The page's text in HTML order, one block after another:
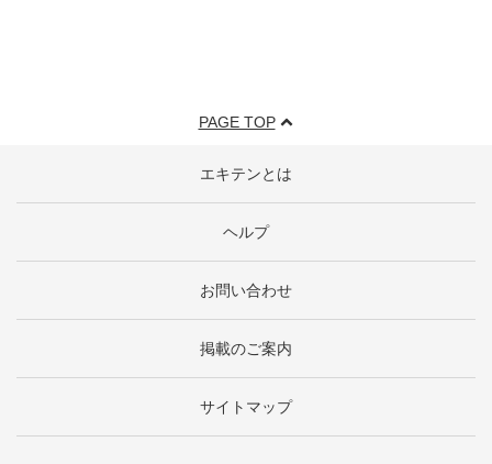
PAGE TOP
エキテンとは
ヘルプ
お問い合わせ
掲載のご案内
サイトマップ